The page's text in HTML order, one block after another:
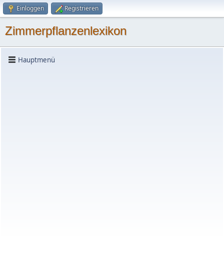
Einloggen Registrieren
Zimmerpflanzenlexikon
Hauptmenü